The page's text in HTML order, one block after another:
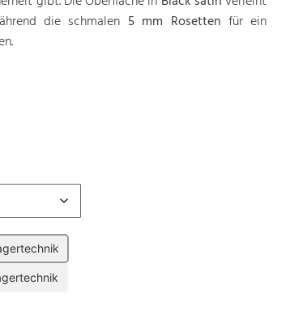
die schmalen 5 mm Rosetten für ein